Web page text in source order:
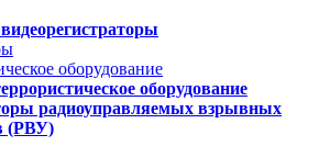
оборудование
оборудование
радиоуправляемых взрывных
(РВУ)